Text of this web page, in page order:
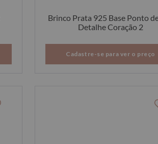
Brinco Prata 925 Base Ponto
Detalhe Coração 2
Cadastre-se para ver o preço